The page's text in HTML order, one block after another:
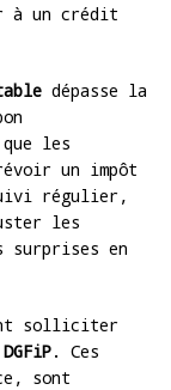
à un crédit
dépasse la
les
un impôt
régulier,
les
surprises en
solliciter
DGFiP. Ces
sont